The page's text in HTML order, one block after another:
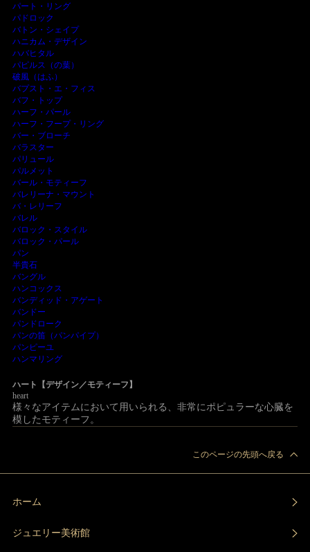
パート・リング
パドロック
バトン・シェイプ
ハニカム・デザイン
ハバヒタル
パピルス（の葉）
破風（はふ）
バプスト・エ・フィス
バフ・トップ
ハーフ・パール
ハーフ・フープ・リング
バー・ブローチ
バラスター
パリュール
パルメット
バール・モティーフ
バレリーナ・マウント
バ・レリーフ
バレル
バロック・スタイル
バロック・パール
パン
半貴石
バングル
ハンコックス
バンディッド・アゲート
バンドー
パンドローク
パンの笛（パンパイプ）
パンピーユ
ハンマリング
ハート【デザイン／モティーフ】
heart
様々なアイテムにおいて用いられる、非常にポピュラーな心臓を
模したモティーフ。
このページの先頭へ戻る
ホーム
ジュエリー美術館